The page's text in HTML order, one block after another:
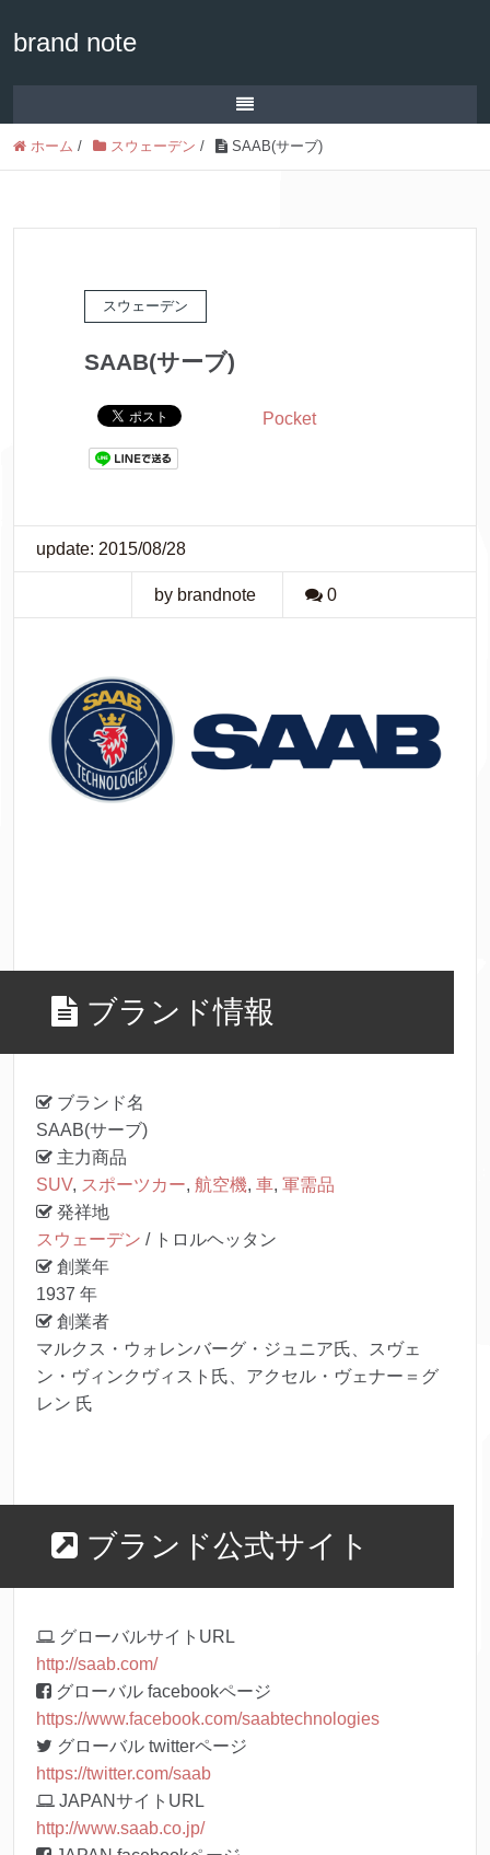
brand note
ホーム / スウェーデン / SAAB(サーブ)
スウェーデン
SAAB(サーブ)
Pocket
update: 2015/08/28
by brandnote 0
ブランド情報
ブランド名
SAAB(サーブ)
主力商品
SUV, スポーツカー, 航空機, 車, 軍需品
発祥地
スウェーデン / トロルヘッタン
創業年
1937 年
創業者
マルクス・ウォレンバーグ・ジュニア氏、スヴェ
ン・ヴィンクヴィスト氏、アクセル・ヴェナー＝グ
レン 氏
ブランド公式サイト
グローバルサイトURL
http://saab.com/
グローバル facebookページ
https://www.facebook.com/saabtechnologies
グローバル twitterページ
https://twitter.com/saab
JAPANサイトURL
http://www.saab.co.jp/